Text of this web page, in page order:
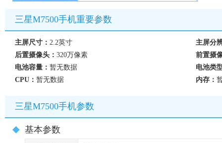
三星M7500手机重要参数
主屏尺寸： 2.2英寸
主屏分
后置摄像头： 320万像素
前置摄
电池容量： 暂无数据
电池类
CPU： 暂无数据 内存：
三星M7500手机参数
基本参数